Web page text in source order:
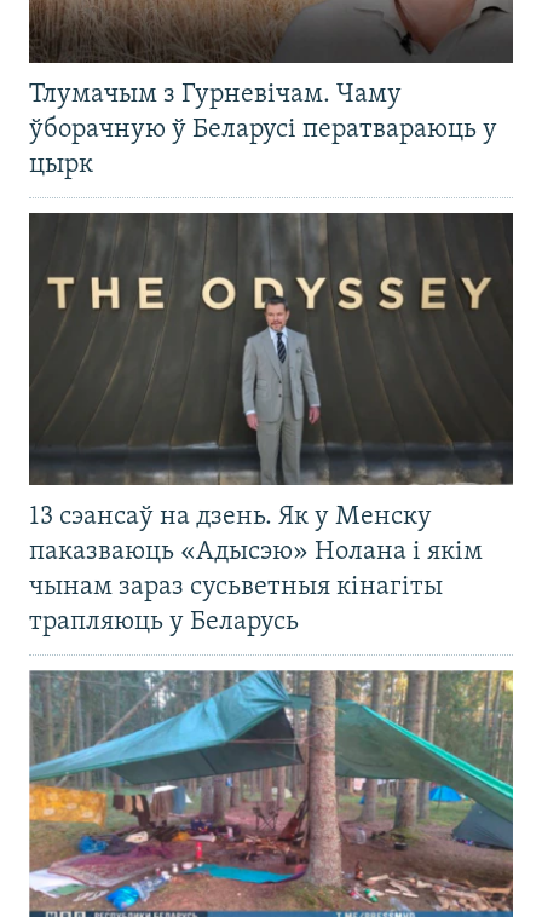
Тлумачым з Гурневічам. Чаму
ўборачную ў Беларусі ператвараюць у
цырк
13 сэансаў на дзень. Як у Менску
паказваюць «Адысэю» Нолана і якім
чынам зараз сусьветныя кінагіты
трапляюць у Беларусь